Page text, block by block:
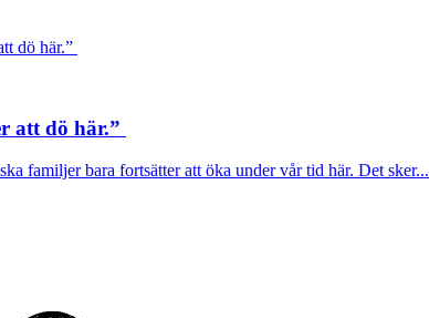
att dö här.”
familjer bara fortsätter att öka under vår tid här. Det sker...